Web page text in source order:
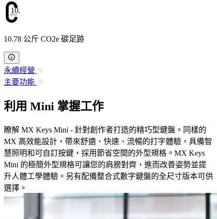
10.78
10.78 公斤 CO2e 碳足跡
永續經營
主要功能
利用 Mini 掌握工作
瞭解 MX Keys Mini - 針對創作者打造的精巧型鍵盤。同樣的
MX 高效能設計，帶來舒適、快速、流暢的打字體驗，具備智
慧照明和可自訂按鍵，採用節省空間的外型規格。MX Keys
Mini 的極簡外型規格可讓您的肩膀對齊，進而改善姿勢並提
升人體工學體驗。另有配備整合式數字鍵盤的全尺寸版本可供
選擇。